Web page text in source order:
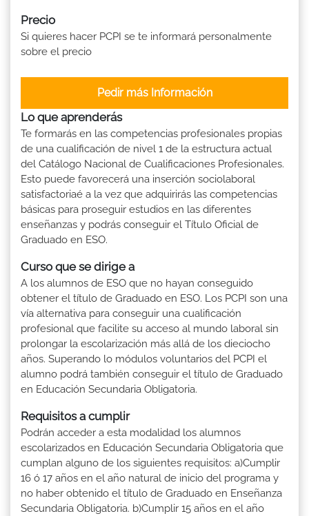
Precio
Si quieres hacer PCPI se te informará personalmente
sobre el precio
Pedir más Información
Lo que aprenderás
Te formarás en las competencias profesionales propias
de una cualificación de nivel 1 de la estructura actual
del Catálogo Nacional de Cualificaciones Profesionales.
Esto puede favorecerá una inserción sociolaboral
satisfactoriaé a la vez que adquirirás las competencias
básicas para proseguir estudios en las diferentes
enseñanzas y podrás conseguir el Título Oficial de
Graduado en ESO.
Curso que se dirige a
A los alumnos de ESO que no hayan conseguido
obtener el título de Graduado en ESO. Los PCPI son una
vía alternativa para conseguir una cualificación
profesional que facilite su acceso al mundo laboral sin
prolongar la escolarización más allá de los dieciocho
años. Superando lo módulos voluntarios del PCPI el
alumno podrá también conseguir el título de Graduado
en Educación Secundaria Obligatoria.
Requisitos a cumplir
Podrán acceder a esta modalidad los alumnos
escolarizados en Educación Secundaria Obligatoria que
cumplan alguno de los siguientes requisitos: a)Cumplir
16 ó 17 años en el año natural de inicio del programa y
no haber obtenido el título de Graduado en Enseñanza
Secundaria Obligatoria. b)Cumplir 15 años en el año